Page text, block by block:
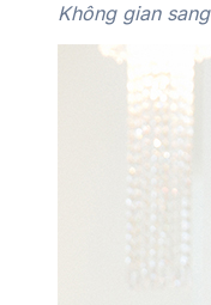
Không gian